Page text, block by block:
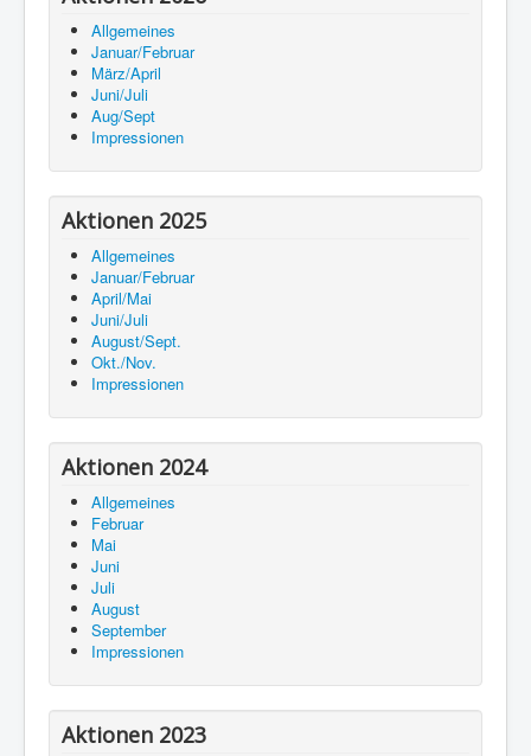
Allgemeines
Januar/Februar
März/April
Juni/Juli
Aug/Sept
Impressionen
Aktionen 2025
Allgemeines
Januar/Februar
April/Mai
Juni/Juli
August/Sept.
Okt./Nov.
Impressionen
Aktionen 2024
Allgemeines
Februar
Mai
Juni
Juli
August
September
Impressionen
Aktionen 2023